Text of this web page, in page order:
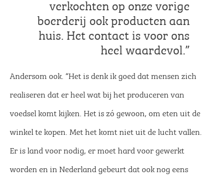
verkochten op onze vorige
boerderij ook producten aan
huis. Het contact is voor ons
heel waardevol.”
Andersom ook. “Het is denk ik goed dat mensen zich
realiseren dat er heel wat bij het produceren van
voedsel komt kijken. Het is zó gewoon, om eten uit de
winkel te kopen. Met het komt niet uit de lucht vallen.
Er is land voor nodig, er moet hard voor gewerkt
worden en in Nederland gebeurt dat ook nog eens